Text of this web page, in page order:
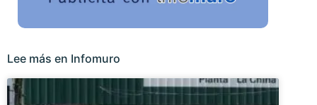
Lee más en Infomuro